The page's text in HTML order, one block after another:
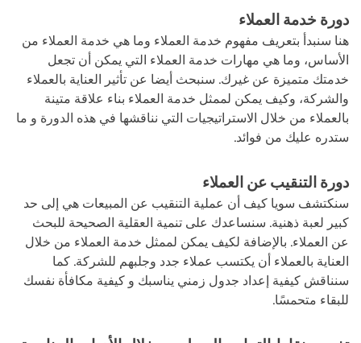
دورة خدمة العملاء
هنا سنبدأ بتعريف مفهوم خدمة العملاء وما هي خدمة العملاء من
الأساس، وما هي مهارات خدمة العملاء التي يمكن أن تجعل
خدمتك متميزة عن غيرك. سنبحث أيضا عن تأثير العناية بالعملاء
والشركة، وكيف يمكن لممثل خدمة العملاء بناء علاقة متينة
بالعملاء من خلال الاستراتيجيات التي نناقشها في هذه الدورة و ما
ستدره عليك من فوائد.
دورة التنقيب عن العملاء
سنكتشف سويا كيف أن عملية التنقيب عن المبيعات هي إلى حد
كبير لعبة ذهنية. سنساعدك على تنمية العقلية الصحيحة للبحث
عن العملاء. بالإضافة لكيف يمكن لممثل خدمة العملاء من خلال
العناية بالعملاء أن يكتسب عملاء جدد وجلبهم للشركة. كما
سنناقش كيفية إعداد جدول زمني يناسبك و كيفية مكافأة نفسك
للبقاء متحمسًا.